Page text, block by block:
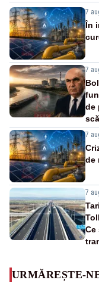
7
În
7
de
7
de
7
Ce
URMĂREȘTE-